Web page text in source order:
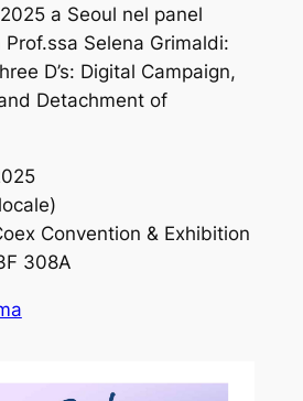
a Seoul nel panel
Selena Grimaldi:
D’s: Digital Campaign,
Detachment of
Convention & Exhibition
308A